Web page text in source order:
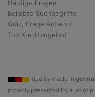
Häufige Fragen
Beliebte Suchbegriffe
Quiz, Frage Antwort
Top Kreditangebot
quality made in
prowdly presented by a lot of